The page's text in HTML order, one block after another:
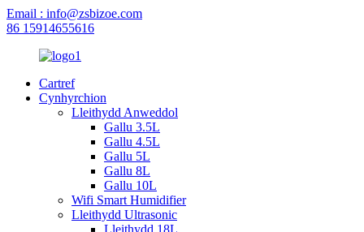
Email : info@zsbizoe.com
86 15914655616
Cartref
Cynhyrchion
Lleithydd Anweddol
Gallu 3.5L
Gallu 4.5L
Gallu 5L
Gallu 8L
Gallu 10L
Wifi Smart Humidifier
Lleithydd Ultrasonic
Lleithydd 18L